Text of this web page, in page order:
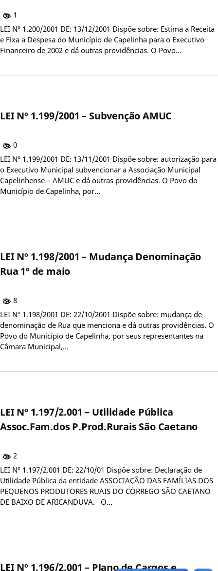
1
LEI Nº 1.200/2001 DE: 13/12/2001 Dispõe sobre: Estima a Receita
e Fixa a Despesa do Município de Capelinha para o Executivo
Financeiro de 2002 e dá outras providências. O Povo…
LEI Nº 1.199/2001 – Subvenção AMUC
0
LEI Nº 1.199/2001 DE: 13/11/2001 Dispõe sobre: autorização para
o Executivo Municipal subvencionar a Associação Municipal
Capelinhense – AMUC e dá outras providências. O Povo do
Município de Capelinha, por…
LEI Nº 1.198/2001 – Mudança Denominação
Rua 1º de maio
8
LEI Nº 1.198/2001 DE: 22/10/2001 Dispõe sobre: mudança de
denominação de Rua que menciona e dá outras providências. O
Povo do Município de Capelinha, por seus representantes na
Câmara Municipal,…
LEI Nº 1.197/2.001 – Utilidade Pública
Assoc.Fam.dos P.Prod.Rurais São Caetano
2
LEI Nº 1.197/2.001 DE: 22/10/01 Dispõe sobre: Declaração de
Utilidade Pública da entidade ASSOCIAÇÃO DAS FAMÍLIAS DOS
PEQUENOS PRODUTORES RUAIS DO CÓRREGO SÃO CAETANO
DE BAIXO DE ARICANDUVA. O…
LEI Nº 1.196/2.001 – Plano de Cargos e